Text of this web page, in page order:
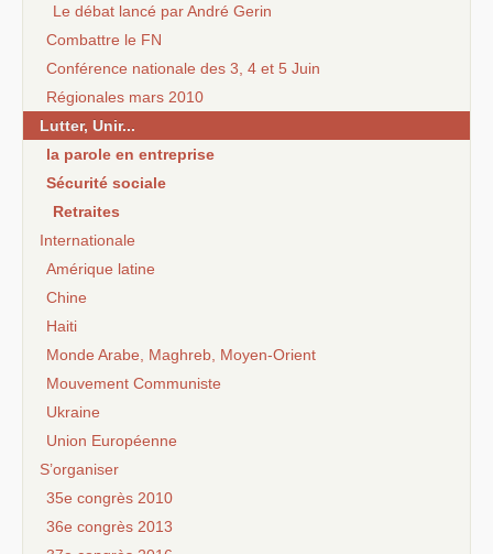
Le débat lancé par André Gerin
Combattre le FN
Conférence nationale des 3, 4 et 5 Juin
Régionales mars 2010
Lutter, Unir...
la parole en entreprise
Sécurité sociale
Retraites
Internationale
Amérique latine
Chine
Haiti
Monde Arabe, Maghreb, Moyen-Orient
Mouvement Communiste
Ukraine
Union Européenne
S’organiser
35e congrès 2010
36e congrès 2013